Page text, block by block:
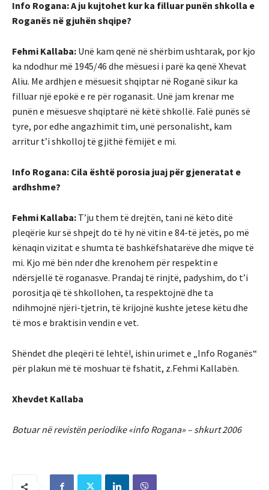
Info Rogana: A ju kujtohet kur ka filluar punën shkolla e
Roganës në gjuhën shqipe?
Fehmi Kallaba: Unë kam qenë në shërbim ushtarak, por kjo
ka ndodhur më 1945/46 dhe mësuesi i parë ka qenë Xhevat
Aliu. Me ardhjen e mësuesit shqiptar në Roganë sikur ka
filluar një epokë e re për roganasit. Unë jam krenar me
punën e mësuesve shqiptarë në këtë shkollë. Falë punës së
tyre, por edhe angazhimit tim, unë personalisht, kam
arritur t’i shkolloj të gjithë fëmijët e mi.
Info Rogana: Cila është porosia juaj për gjeneratat e
ardhshme?
Fehmi Kallaba: T’ju them të drejtën, tani në këto ditë
pleqërie kur së shpejt do të hy në vitin e 84-të jetës, po më
kënaqin vizitat e shumta të bashkëfshatarëve dhe miqve të
mi. Kjo më bën nder dhe krenohem për respektin e
ndërsjellë të roganasve. Prandaj të rinjtë, padyshim, do t’i
porositja që të shkollohen, ta respektojnë dhe ta
ndihmojnë njëri-tjetrin, të krijojnë kushte jetese këtu dhe
të mos e braktisin vendin e vet.
Shëndet dhe pleqëri të lehtë!, ishin urimet e „Info Roganës“
për plakun më të moshuar të fshatit, z.Fehmi Kallabën.
Xhevdet Kallaba
Botuar në revistën periodike «info Rogana» – shkurt 2006